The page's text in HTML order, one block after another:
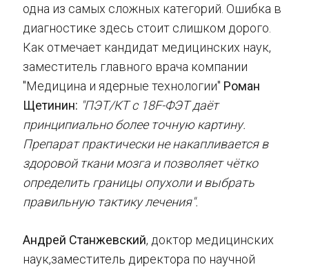
одна из самых сложных категорий. Ошибка в
диагностике здесь стоит слишком дорого.
Как отмечает кандидат медицинских наук,
заместитель главного врача компании
"Медицина и ядерные технологии" Роман
Щетинин: "ПЭТ/КТ с 18F-ФЭТ даёт
принципиально более точную картину.
Препарат практически не накапливается в
здоровой ткани мозга и позволяет чётко
определить границы опухоли и выбрать
правильную тактику лечения".
Андрей Станжевский, доктор медицинских
наук,заместитель директора по научной